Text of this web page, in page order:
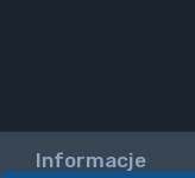
Informacje